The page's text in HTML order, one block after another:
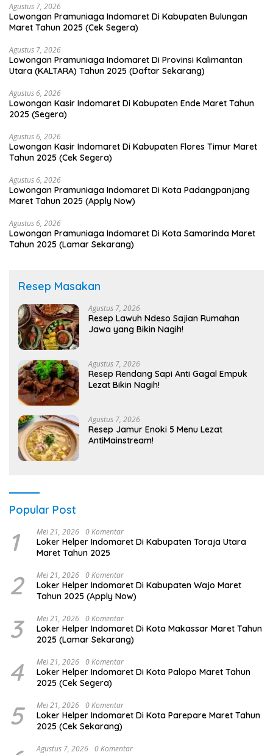
Agustus 7, 2026
Lowongan Pramuniaga Indomaret Di Kabupaten Bulungan
Maret Tahun 2025 (Cek Segera)
Agustus 7, 2026
Lowongan Pramuniaga Indomaret Di Provinsi Kalimantan
Utara (KALTARA) Tahun 2025 (Daftar Sekarang)
Agustus 6, 2026
Lowongan Kasir Indomaret Di Kabupaten Ende Maret Tahun
2025 (Segera)
Agustus 6, 2026
Lowongan Kasir Indomaret Di Kabupaten Flores Timur Maret
Tahun 2025 (Cek Segera)
Agustus 6, 2026
Lowongan Pramuniaga Indomaret Di Kota Padangpanjang
Maret Tahun 2025 (Apply Now)
Agustus 6, 2026
Lowongan Pramuniaga Indomaret Di Kota Samarinda Maret
Tahun 2025 (Lamar Sekarang)
Resep Masakan
Agustus 7, 2026
Resep Lawuh Ndeso Sajian Rumahan
Jawa yang Bikin Nagih!
Agustus 7, 2026
Resep Rendang Sapi Anti Gagal Empuk
Lezat Bikin Nagih!
Agustus 7, 2026
Resep Jamur Enoki 5 Menu Lezat
AntiMainstream!
Popular Post
1 Mei 21, 2026 0 Komentar
Loker Helper Indomaret Di Kabupaten Toraja Utara
Maret Tahun 2025
2 Mei 21, 2026 0 Komentar
Loker Helper Indomaret Di Kabupaten Wajo Maret
Tahun 2025 (Apply Now)
3 Mei 21, 2026 0 Komentar
Loker Helper Indomaret Di Kota Makassar Maret Tahun
2025 (Lamar Sekarang)
4 Mei 21, 2026 0 Komentar
Loker Helper Indomaret Di Kota Palopo Maret Tahun
2025 (Cek Segera)
5 Mei 21, 2026 0 Komentar
Loker Helper Indomaret Di Kota Parepare Maret Tahun
2025 (Cek Sekarang)
Agustus 7, 2026 0 Komentar